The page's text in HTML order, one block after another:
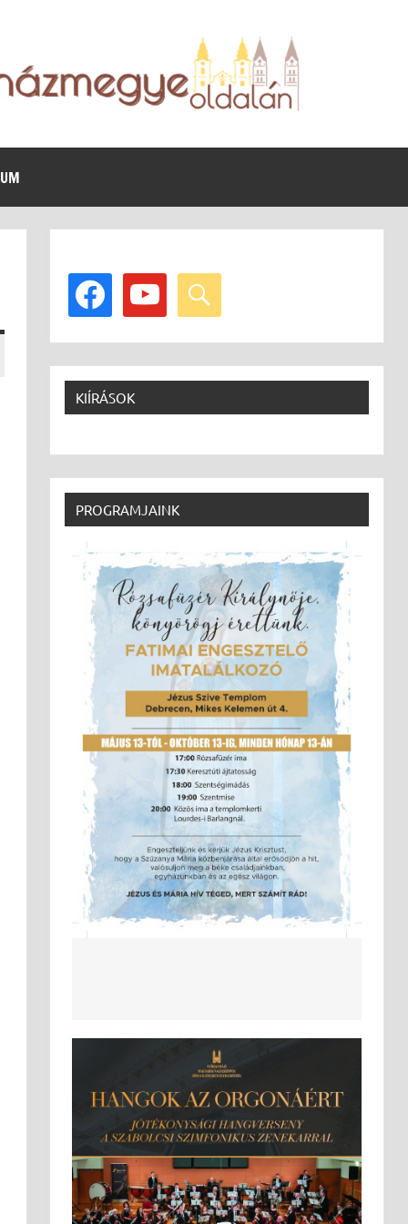
facebook youtube search
KIÍRÁSOK
PROGRAMJAINK